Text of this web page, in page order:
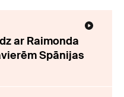
ar Raimonda
Spānijas